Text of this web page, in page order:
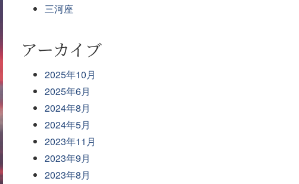
三河座
アーカイブ
2025年10月
2025年6月
2024年8月
2024年5月
2023年11月
2023年9月
2023年8月